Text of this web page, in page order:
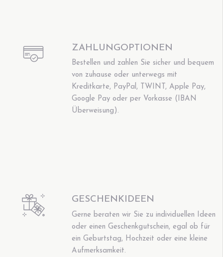
ZAHLUNGOPTIONEN
Bestellen und zahlen Sie sicher und bequem
von zuhause oder unterwegs mit
Kreditkarte, PayPal, TWINT, Apple Pay,
Google Pay oder per Vorkasse (IBAN
Überweisung).
GESCHENKIDEEN
Gerne beraten wir Sie zu individuellen Ideen
oder einen Geschenkgutschein, egal ob für
ein Geburtstag, Hochzeit oder eine kleine
Aufmerksamkeit.